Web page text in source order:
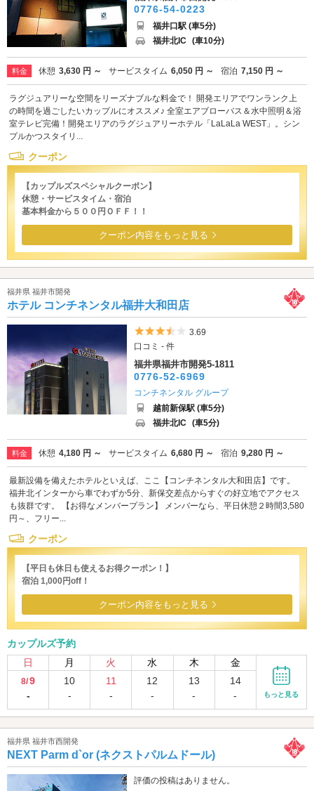
0776-54-0223
福井口駅 (車5分)
福井北IC (車10分)
料金 休憩 3,630 円 ～ サービスタイム 6,050 円 ～ 宿泊 7,150 円 ～
ラグジュアリーな空間をリーズナブルな料金で！ 開発エリアでワンランク上
の時間を過ごしたいカップルにオススメ♪ 全室エアブローバス＆水中照明＆浴
室テレビ完備！開発エリアのラグジュアリーホテル「LaLaLa WEST」。シン
プルかつスタイリ...
クーポン
【カップルズスペシャルクーポン】
休憩・サービスタイム・宿泊
基本料金から５００円ＯＦＦ！！
クーポン内容をもっと見る
福井県 福井市開発
ホテル コンチネンタル福井大和田店
5つ星のうち3.5
3.69
口コミ - 件
福井県福井市開発5-1811
0776-52-6969
コンチネンタル グループ
越前新保駅 (車5分)
福井北IC (車5分)
料金 休憩 4,180 円 ～ サービスタイム 6,680 円 ～ 宿泊 9,280 円 ～
最新設備を備えたホテルといえば、ここ【コンチネンタル大和田店】です。
福井北インターから車でわずか5分、新保交差点からすぐの好立地でアクセス
も抜群です。 【お得なメンバープラン】 メンバーなら、平日休憩２時間3,580
円～、フリー...
クーポン
【平日も休日も使えるお得クーポン！】
宿泊 1,000円off！
クーポン内容をもっと見る
カップルズ予約
日
月 火 水 木 金
8/9
-
10
-
11
-
12
-
13
-
14
-
もっと見る
福井県 福井市西開発
NEXT Parm d`or (ネクストパルムドール)
評価の投稿はありません。